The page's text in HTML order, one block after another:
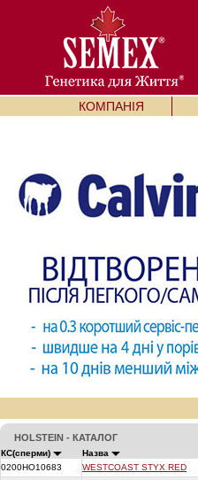
КОМПАНІЯ
HOLSTEIN - КАТАЛОГ
КС(сперми) Назва
0200HO10683
WESTCOAST STYX RED